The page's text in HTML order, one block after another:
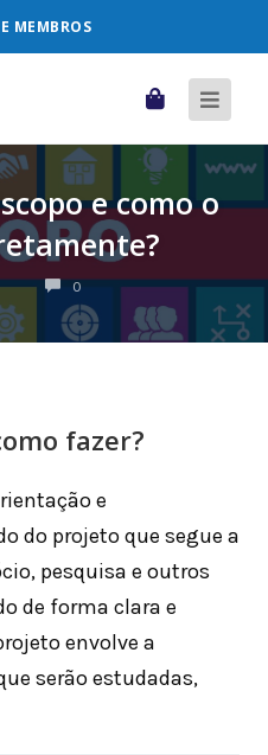
MEMBROS
Carrinho
e como o
0COMENTÁRIOS
fazer?
e
do projeto que segue a
pesquisa e outros
de forma clara e
envolve a
serão estudadas,